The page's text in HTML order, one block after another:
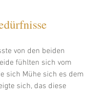
von den beiden
fühlten sich vom
sich Mühe sich es dem
sich, das diese